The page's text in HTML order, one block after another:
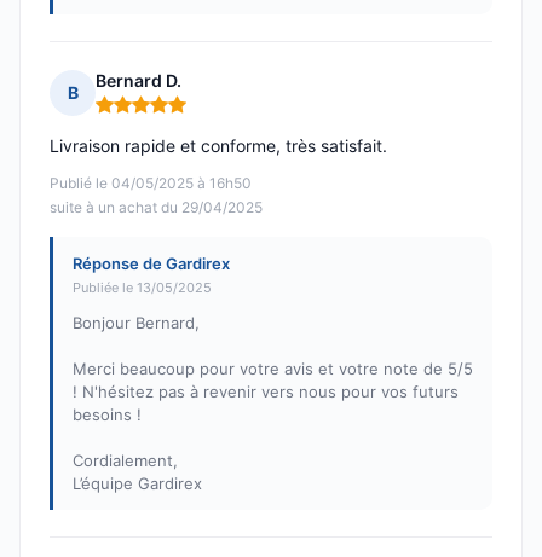
B
Bernard D.
Note : 5 sur 5
Publié le 04/05/2025 à 16h50
suite à un achat du 29/04/2025
Livraison rapide et conforme, très satisfait.
Réponse de Gardirex
Publiée le 13/05/2025
Bonjour Bernard,
Merci beaucoup pour votre avis et votre note de 5/5
! N'hésitez pas à revenir vers nous pour vos futurs
besoins !
Cordialement,
L’équipe Gardirex